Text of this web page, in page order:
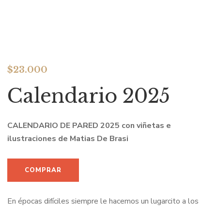
$23.000
Calendario 2025
CALENDARIO DE PARED 2025 con viñetas e
ilustraciones de Matias De Brasi
En épocas difíciles siempre le hacemos un lugarcito a los